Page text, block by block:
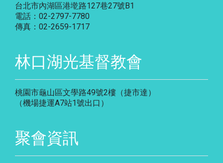
台北市內湖區港墘路127巷27號B1
電話：02-2797-7780
傳真：02-2659-1717
林口湖光基督教會
桃園市龜山區文學路49號2樓（捷市達）
（機場捷運A7站1號出口）
聚會資訊